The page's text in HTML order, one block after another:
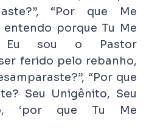
“Por que Me
entendo porque Tu Me
Eu sou o Pastor
ferido pelo rebanho,
“Por que
Seu Unigênito, Seu
‘por que Tu Me